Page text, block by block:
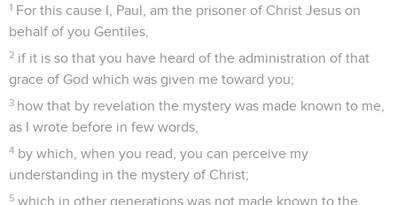
1 For this cause I, Paul, am the prisoner of Christ Jesus on
behalf of you Gentiles,
2 if it is so that you have heard of the administration of that
grace of God which was given me toward you;
3 how that by revelation the mystery was made known to me,
as I wrote before in few words,
4 by which, when you read, you can perceive my
understanding in the mystery of Christ;
5 which in other generations was not made known to the